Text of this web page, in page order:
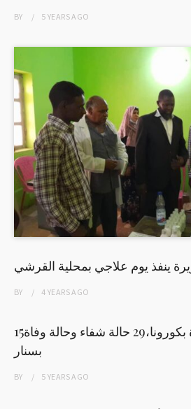
BY 5 YEARSAGO
ينفذ يوم علاجي بمحلية القرشي
BY 4 YEARSAGO
15حالة إصابة جديدة بكورونا،29 حالة شفاء وحالة وفاة
بسنار
BY 5 YEARSAGO